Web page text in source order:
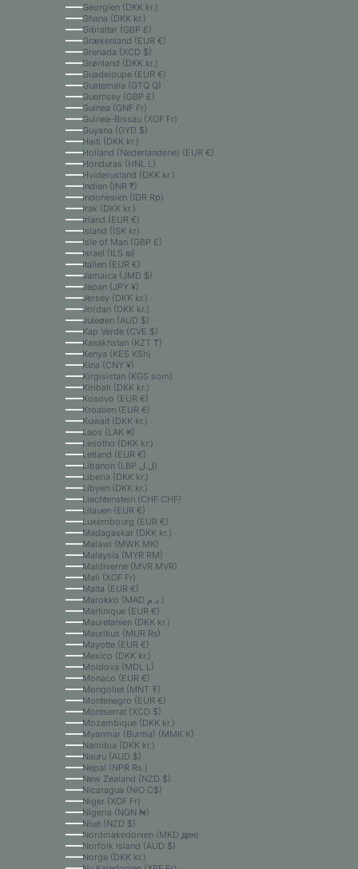
Georgien (DKK kr.)
Ghana (DKK kr.)
Gibraltar (GBP £)
Grækenland (EUR €)
Grenada (XCD $)
Grønland (DKK kr.)
Guadeloupe (EUR €)
Guatemala (GTQ Q)
Guernsey (GBP £)
Guinea (GNF Fr)
Guinea-Bissau (XOF Fr)
Guyana (GYD $)
Haiti (DKK kr.)
Holland (Nederlandene) (EUR €)
Honduras (HNL L)
Hviderusland (DKK kr.)
Indien (INR ₹)
Indonesien (IDR Rp)
Irak (DKK kr.)
Irland (EUR €)
Island (ISK kr)
Isle of Man (GBP £)
Israel (ILS ₪)
Italien (EUR €)
Jamaica (JMD $)
Japan (JPY ¥)
Jersey (DKK kr.)
Jordan (DKK kr.)
Juleøen (AUD $)
Kap Verde (CVE $)
Kasakhstan (KZT ₸)
Kenya (KES KSh)
Kina (CNY ¥)
Kirgisistan (KGS som)
Kiribati (DKK kr.)
Kosovo (EUR €)
Kroatien (EUR €)
Kuwait (DKK kr.)
Laos (LAK ₭)
Lesotho (DKK kr.)
Letland (EUR €)
Libanon (LBP ل.ل)
Liberia (DKK kr.)
Libyen (DKK kr.)
Liechtenstein (CHF CHF)
Litauen (EUR €)
Luxembourg (EUR €)
Madagaskar (DKK kr.)
Malawi (MWK MK)
Malaysia (MYR RM)
Maldiverne (MVR MVR)
Mali (XOF Fr)
Malta (EUR €)
Marokko (MAD د.م.)
Martinique (EUR €)
Mauretanien (DKK kr.)
Mauritius (MUR ₨)
Mayotte (EUR €)
Mexico (DKK kr.)
Moldova (MDL L)
Monaco (EUR €)
Mongoliet (MNT ₮)
Montenegro (EUR €)
Montserrat (XCD $)
Mozambique (DKK kr.)
Myanmar (Burma) (MMK K)
Namibia (DKK kr.)
Nauru (AUD $)
Nepal (NPR Rs.)
New Zealand (NZD $)
Nicaragua (NIO C$)
Niger (XOF Fr)
Nigeria (NGN ₦)
Niue (NZD $)
Nordmakedonien (MKD ден)
Norfolk Island (AUD $)
Norge (DKK kr.)